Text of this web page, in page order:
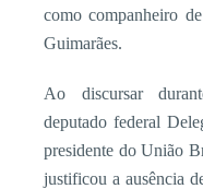
como companheiro
Guimarães.
Ao discursar
deputado federal
presidente do União
justificou a ausência